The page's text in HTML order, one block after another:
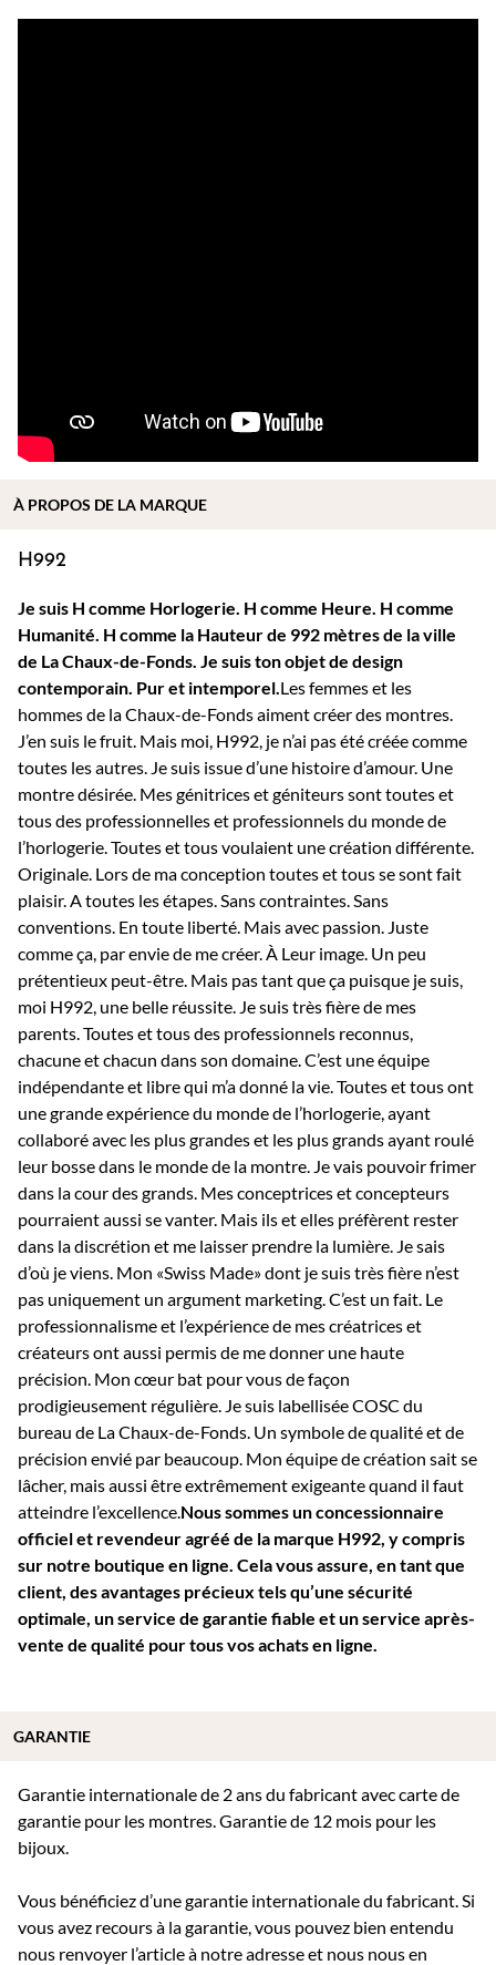
H992
Je suis H comme Horlogerie. H comme Heure. H comme
Humanité. H comme la Hauteur de 992 mètres de la ville
de La Chaux-de-Fonds. Je suis ton objet de design
contemporain. Pur et intemporel.Les femmes et les
hommes de la Chaux-de-Fonds aiment créer des montres.
J’en suis le fruit. Mais moi, H992, je n’ai pas été créée comme
toutes les autres. Je suis issue d’une histoire d’amour. Une
montre désirée. Mes génitrices et géniteurs sont toutes et
tous des professionnelles et professionnels du monde de
l’horlogerie. Toutes et tous voulaient une création différente.
Originale. Lors de ma conception toutes et tous se sont fait
plaisir. A toutes les étapes. Sans contraintes. Sans
conventions. En toute liberté. Mais avec passion. Juste
comme ça, par envie de me créer. À Leur image. Un peu
prétentieux peut-être. Mais pas tant que ça puisque je suis,
moi H992, une belle réussite. Je suis très fière de mes
parents. Toutes et tous des professionnels reconnus,
chacune et chacun dans son domaine. C’est une équipe
indépendante et libre qui m’a donné la vie. Toutes et tous ont
une grande expérience du monde de l’horlogerie, ayant
collaboré avec les plus grandes et les plus grands ayant roulé
leur bosse dans le monde de la montre. Je vais pouvoir frimer
dans la cour des grands. Mes conceptrices et concepteurs
pourraient aussi se vanter. Mais ils et elles préfèrent rester
dans la discrétion et me laisser prendre la lumière. Je sais
d’où je viens. Mon «Swiss Made» dont je suis très fière n’est
pas uniquement un argument marketing. C’est un fait. Le
professionnalisme et l’expérience de mes créatrices et
créateurs ont aussi permis de me donner une haute
précision. Mon cœur bat pour vous de façon
prodigieusement régulière. Je suis labellisée COSC du
bureau de La Chaux-de-Fonds. Un symbole de qualité et de
précision envié par beaucoup. Mon équipe de création sait se
lâcher, mais aussi être extrêmement exigeante quand il faut
atteindre l’excellence.Nous sommes un concessionnaire
officiel et revendeur agréé de la marque H992, y compris
sur notre boutique en ligne. Cela vous assure, en tant que
client, des avantages précieux tels qu’une sécurité
optimale, un service de garantie fiable et un service après-
vente de qualité pour tous vos achats en ligne.
Garantie internationale de 2 ans du fabricant avec carte de
garantie pour les montres. Garantie de 12 mois pour les
bijoux.
Vous bénéficiez d’une garantie internationale du fabricant. Si
vous avez recours à la garantie, vous pouvez bien entendu
nous renvoyer l’article à notre adresse et nous nous en
À PROPOS DE LA MARQUE
GARANTIE